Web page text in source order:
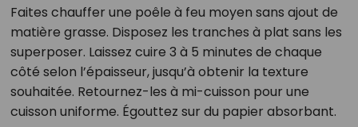
Faites chauffer une poêle à feu moyen sans ajout de
matière grasse. Disposez les tranches à plat sans les
superposer. Laissez cuire 3 à 5 minutes de chaque
côté selon l’épaisseur, jusqu’à obtenir la texture
souhaitée. Retournez-les à mi-cuisson pour une
cuisson uniforme. Égouttez sur du papier absorbant.